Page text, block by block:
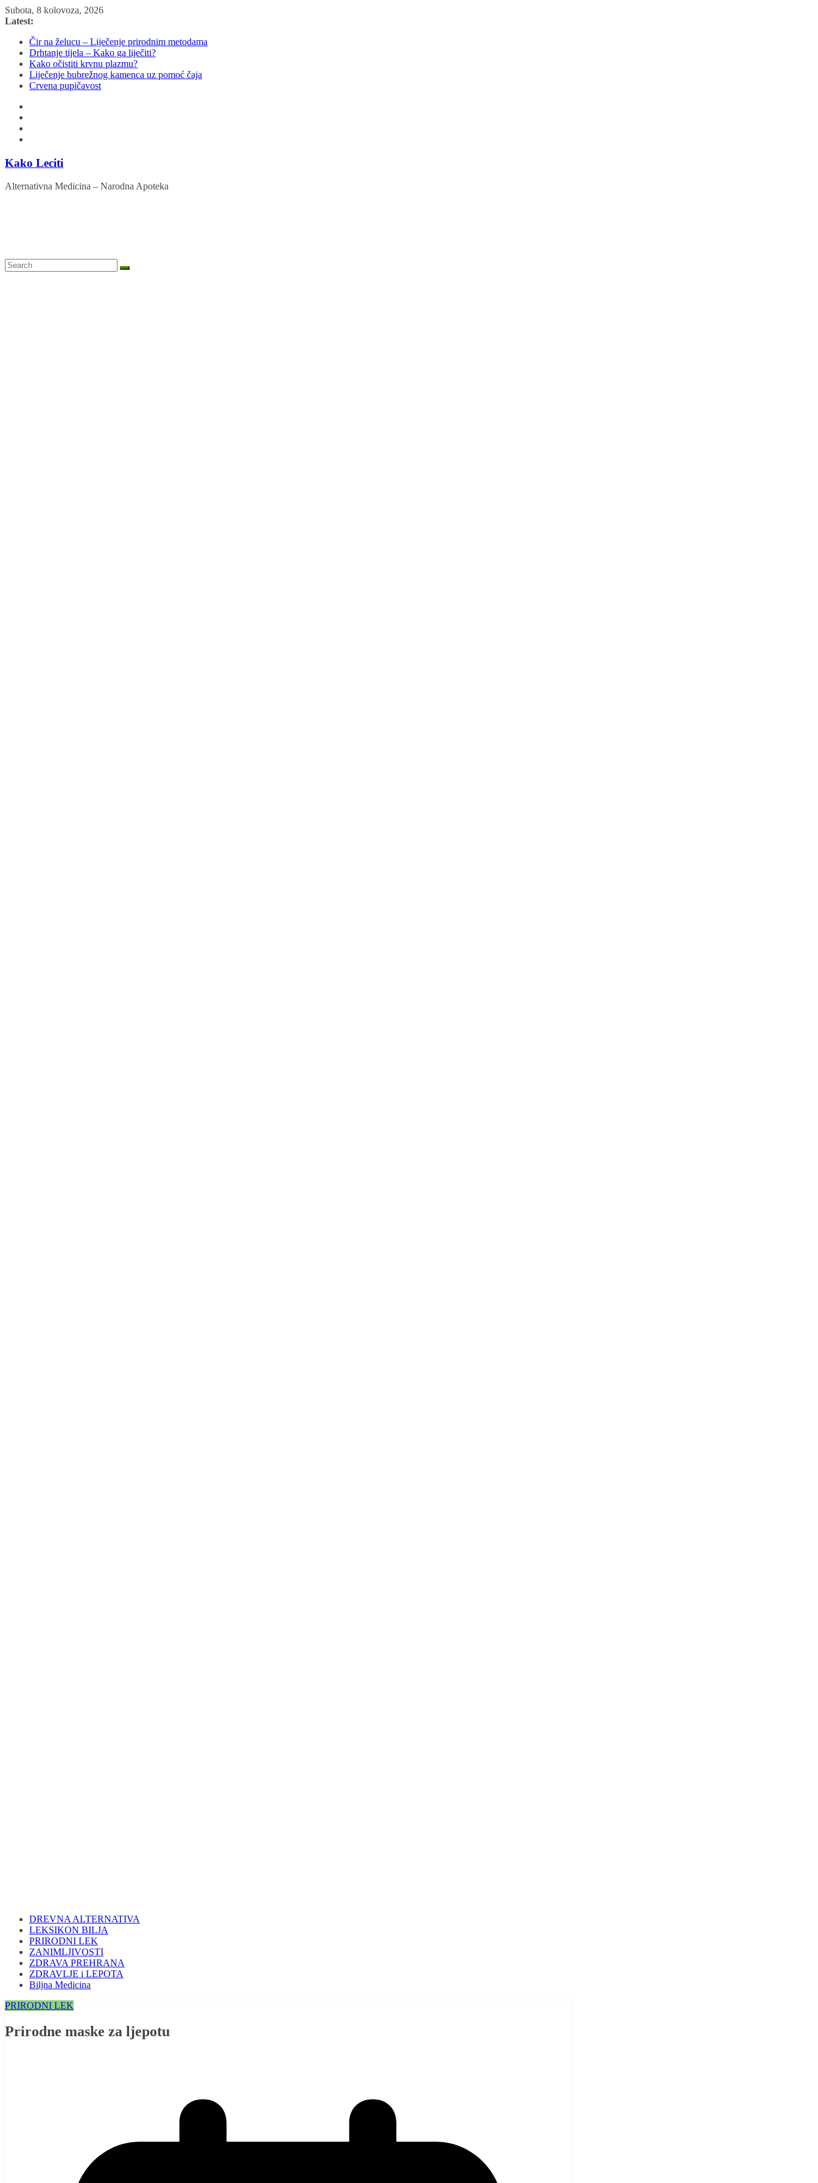
Skip
to
Subota, 8 kolovoza, 2026
Latest:
Čir na želucu – Liječenje prirodnim metodama
Drhtanje tijela – Kako ga liječiti?
Kako očistiti krvnu plazmu?
Liječenje bubrežnog kamenca uz pomoć čaja
Crvena pupičavost
Kako Leciti
Alternativna Medicina – Narodna Apoteka
DREVNA ALTERNATIVA
LEKSIKON BILJA
PRIRODNI LEK
ZANIMLJIVOSTI
ZDRAVA PREHRANA
ZDRAVLJE i LEPOTA
Biljna Medicina
PRIRODNI LEK
Prirodne maske za ljepotu